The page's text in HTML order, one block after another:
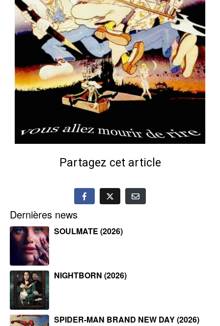
Partagez cet article
Dernières news
SOULMATE (2026)
NIGHTBORN (2026)
SPIDER-MAN BRAND NEW DAY (2026)